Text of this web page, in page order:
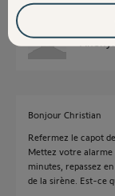
Bon W.E
Bonjour Christian
Refermez le capot
Mettez votre
minutes, repassez
de la sirène. Est-ce